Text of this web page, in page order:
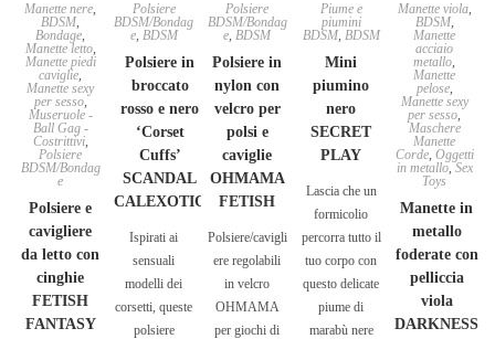
Manette nere,
BDSM,
Bondage,
Manette letto,
Manette piedi
caviglie,
Manette sexy
per sesso,
Museruole -
Ball Gag -
Costrittivi,
Polsiere
BDSM/Bondag
e
Polsiere e
cavigliere
da letto con
cinghie
FETISH
FANTASY
Polsiere
BDSM/Bondag
e, BDSM
Polsiere in
broccato
rosso e nero
‘Corset
Cuffs’
SCANDAL
CALEXOTIC
Ispirati ai
sensuali
modelli dei
corsetti, queste
polsiere
Polsiere
BDSM/Bondag
e,BDSM
Polsiere in
nylon con
velcro per
polsi e
caviglie
OHMAMA
FETISH
Polsiere/cavigli
ere regolabili
in velcro
OHMAMA
per giochi di
Piume e
piumini
BDSM, BDSM
Mini
piumino
nero
SECRET
PLAY
Lascia che un
formicolio
percorra tutto il
tuo corpo con
questo delicate
piume di
marabù nere
Manette viola,
BDSM,
Manette
acciaio
metallo,
Manette
pelose,
Manette sexy
per sesso,
Maschere
Manette
Corde, Oggetti
in metallo, Sex
Toys
Manette in
metallo
foderate con
pelliccia
viola
DARKNESS